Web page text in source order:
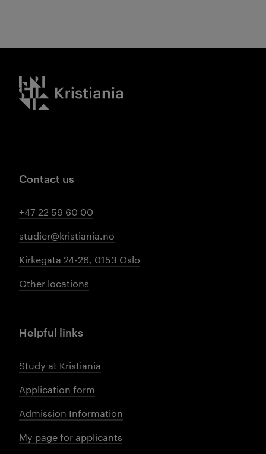
Kristiania logo
Contact us
+47 22 59 60 00
studier@kristiania.no
Kirkegata 24-26, 0153 Oslo
Other locations
Helpful links
Study at Kristiania
Application form
Admission Information
My page for applicants